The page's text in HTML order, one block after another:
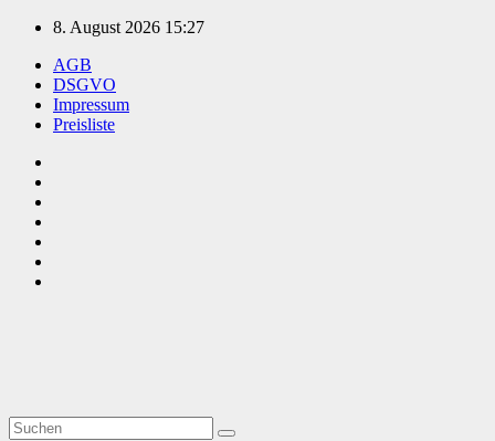
Zum
springen
8. August 2026 15:27
AGB
DSGVO
Impressum
Preisliste